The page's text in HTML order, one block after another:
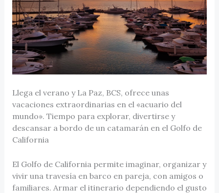
Llega el verano y La Paz, BCS, ofrece unas
vacaciones extraordinarias en el «acuario del
mundo». Tiempo para explorar, divertirse y
descansar a bordo de un catamarán en el Golfo de
California
El Golfo de California permite imaginar, organizar y
vivir una travesía en barco en pareja, con amigos o
familiares. Armar el itinerario dependiendo el gusto